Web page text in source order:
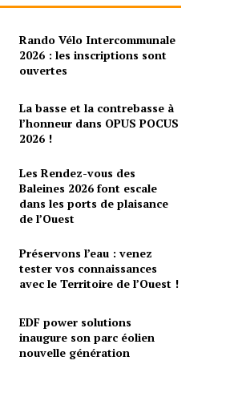
Rando Vélo Intercommunale
2026 : les inscriptions sont
ouvertes
La basse et la contrebasse à
l’honneur dans OPUS POCUS
2026 !
Les Rendez-vous des
Baleines 2026 font escale
dans les ports de plaisance
de l’Ouest
Préservons l’eau : venez
tester vos connaissances
avec le Territoire de l’Ouest !
EDF power solutions
inaugure son parc éolien
nouvelle génération